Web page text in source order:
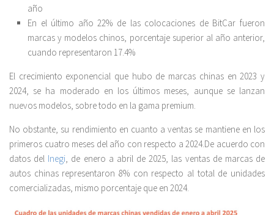
año
En el último año 22% de las colocaciones de BitCar fueron
marcas y modelos chinos, porcentaje superior al año anterior,
cuando representaron 17.4%
El crecimiento exponencial que hubo de marcas chinas en 2023 y
2024, se ha moderado en los últimos meses, aunque se lanzan
nuevos modelos, sobre todo en la gama premium.
No obstante, su rendimiento en cuanto a ventas se mantiene en los
primeros cuatro meses del año con respecto a 2024.De acuerdo con
datos del Inegi , de enero a abril de 2025, las ventas de marcas de
autos chinas representaron 8% con respecto al total de unidades
comercializadas, mismo porcentaje que en 2024.